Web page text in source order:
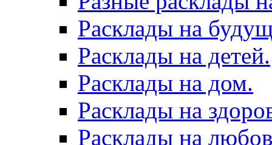
Расклады на
Расклады на детей.
Расклады на дом.
Расклады на
Расклады на